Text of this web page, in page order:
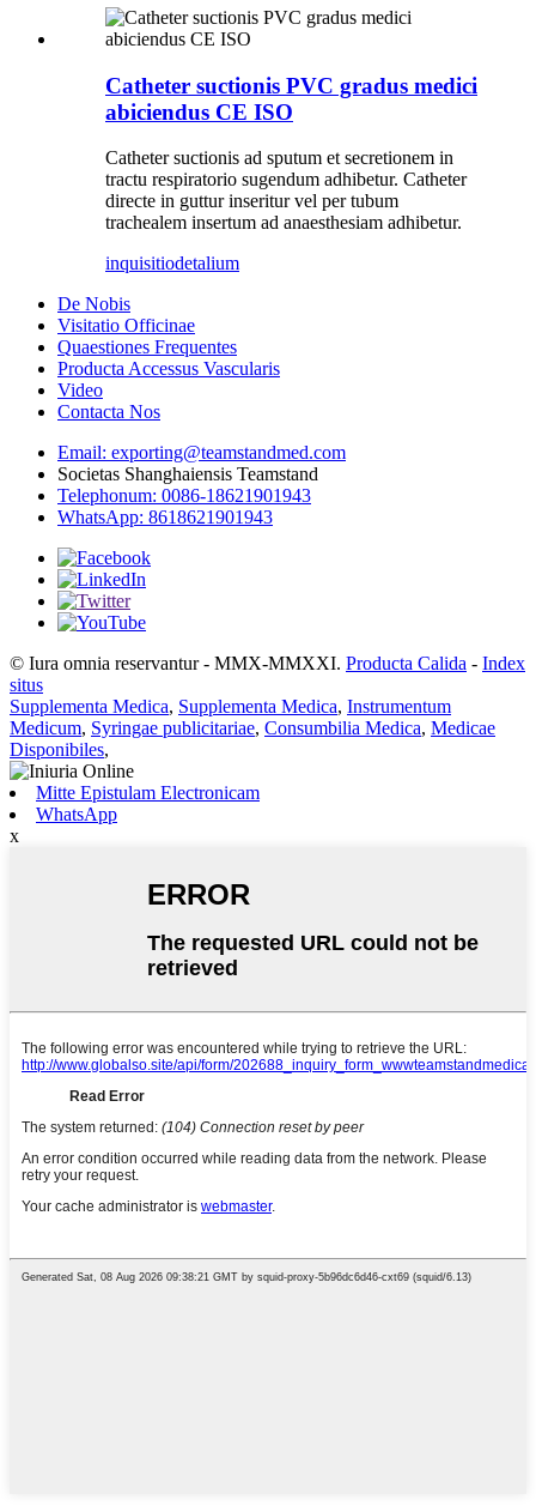
Catheter suctionis PVC gradus medici
abiciendus CE ISO
Catheter suctionis ad sputum et secretionem in
tractu respiratorio sugendum adhibetur. Catheter
directe in guttur inseritur vel per tubum
trachealem insertum ad anaesthesiam adhibetur.
inquisitiodetalium
De Nobis
Visitatio Officinae
Quaestiones Frequentes
Producta Accessus Vascularis
Video
Contacta Nos
Email: exporting@teamstandmed.com
Societas Shanghaiensis Teamstand
Telephonum: 0086-18621901943
WhatsApp: 8618621901943
© Iura omnia reservantur - MMX-MMXXI. Producta Calida - Index
situs
Supplementa Medica, Supplementa Medica, Instrumentum
Medicum, Syringae publicitariae, Consumbilia Medica, Medicae
Disponibiles,
Mitte Epistulam Electronicam
WhatsApp
x